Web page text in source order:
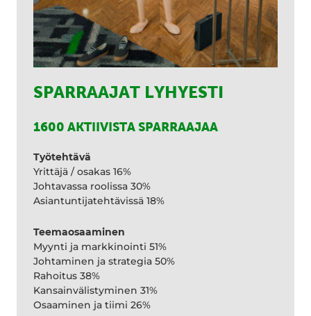
SPARRAAJAT LYHYESTI
1600 AKTIIVISTA SPARRAAJAA
Työtehtävä
Yrittäjä / osakas 16%
Johtavassa roolissa 30%
Asiantuntijatehtävissä 18%
Teemaosaaminen
Myynti ja markkinointi 51%
Johtaminen ja strategia 50%
Rahoitus 38%
Kansainvälistyminen 31%
Osaaminen ja tiimi 26%